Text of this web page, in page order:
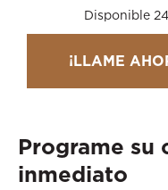
Disponible
¡LLAME
Programe su
inmediato